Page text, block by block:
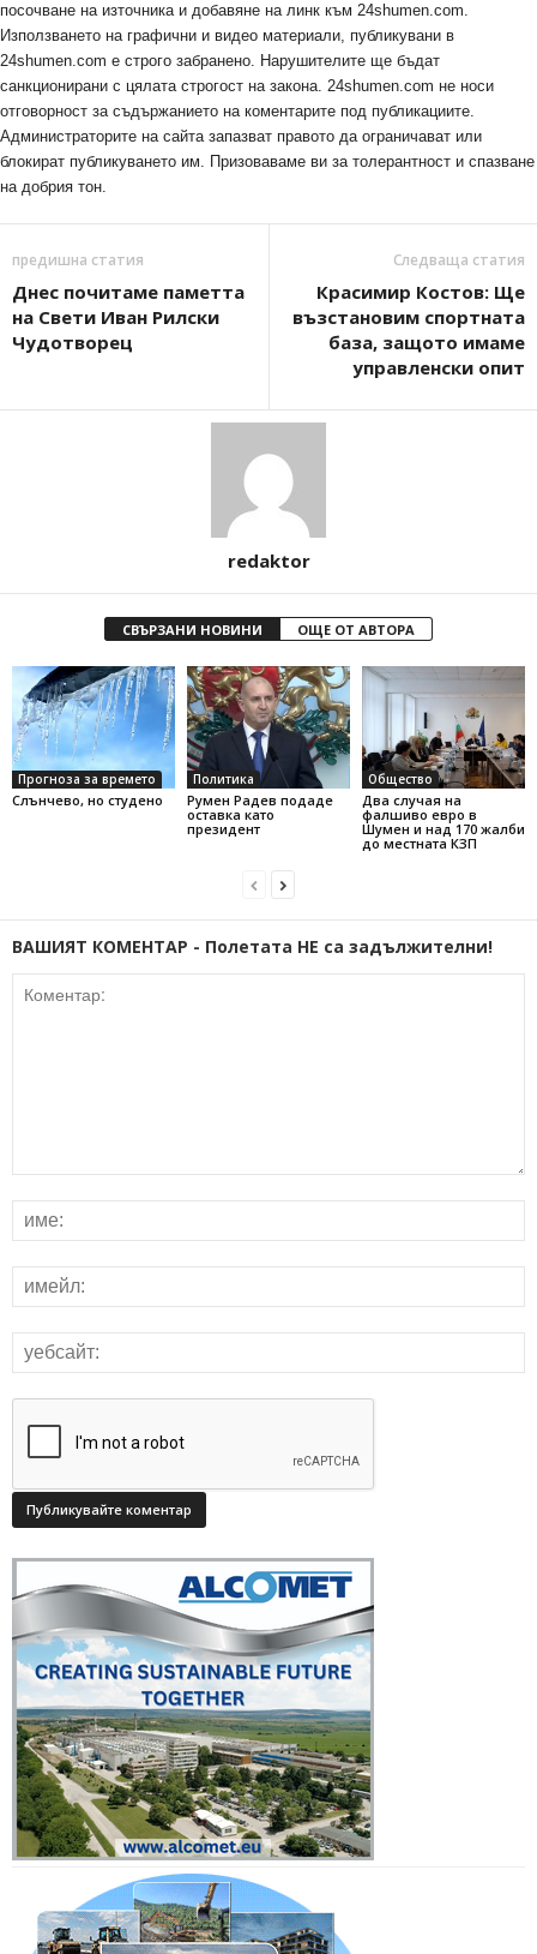
посочване на източника и добавяне на линк към 24shumen.com.
Използването на графични и видео материали, публикувани в
24shumen.com е строго забранено. Нарушителите ще бъдат
санкционирани с цялата строгост на закона. 24shumen.com не носи
отговорност за съдържанието на коментарите под публикациите.
Администраторите на сайта запазват правото да ограничават или
блокират публикуването им. Призоваваме ви за толерантност и спазване
на добрия тон.
предишна статия
Днес почитаме паметта
на Свети Иван Рилски
Чудотворец
Следваща статия
Красимир Костов: Ще
възстановим спортната
база, защото имаме
управленски опит
redaktor
СВЪРЗАНИ НОВИНИ ОЩЕ ОТ АВТОРА
Прогноза за времето
Слънчево, но студено
Политика
Румен Радев подаде
оставка като
президент
Общество
Два случая на
фалшиво евро в
Шумен и над 170 жалби
до местната КЗП
ВАШИЯТ КОМЕНТАР - Полетата НЕ са задължителни!